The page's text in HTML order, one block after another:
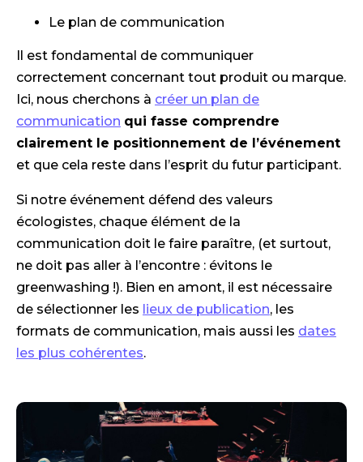
Le plan de communication
Il est fondamental de communiquer
correctement concernant tout produit ou marque.
Ici, nous cherchons à créer un plan de
communication qui fasse comprendre
clairement le positionnement de l’événement
et que cela reste dans l’esprit du futur participant.
Si notre événement défend des valeurs
écologistes, chaque élément de la
communication doit le faire paraître, (et surtout,
ne doit pas aller à l’encontre : évitons le
greenwashing !). Bien en amont, il est nécessaire
de sélectionner les lieux de publication, les
formats de communication, mais aussi les dates
les plus cohérentes.